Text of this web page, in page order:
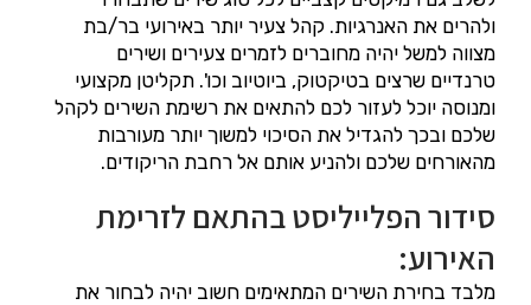
ולהרים את האנרגיות. קהל צעיר יותר באירועי בר/בת
מצווה למשל יהיה מחוברים לזמרים צעירים ושירים
טרנדיים שרצים בטיקטוק, ביוטיוב וכו'. תקליטן מקצועי
ומנוסה יוכל לעזור לכם להתאים את רשימת השירים לקהל
שלכם ובכך להגדיל את הסיכוי למשוך יותר מעורבות
מהאורחים שלכם ולהניע אותם אל רחבת הריקודים.
סידור הפלייליסט בהתאם לזרימת
האירוע:
מלבד בחירת השירים המתאימים חשוב יהיה לבחור את